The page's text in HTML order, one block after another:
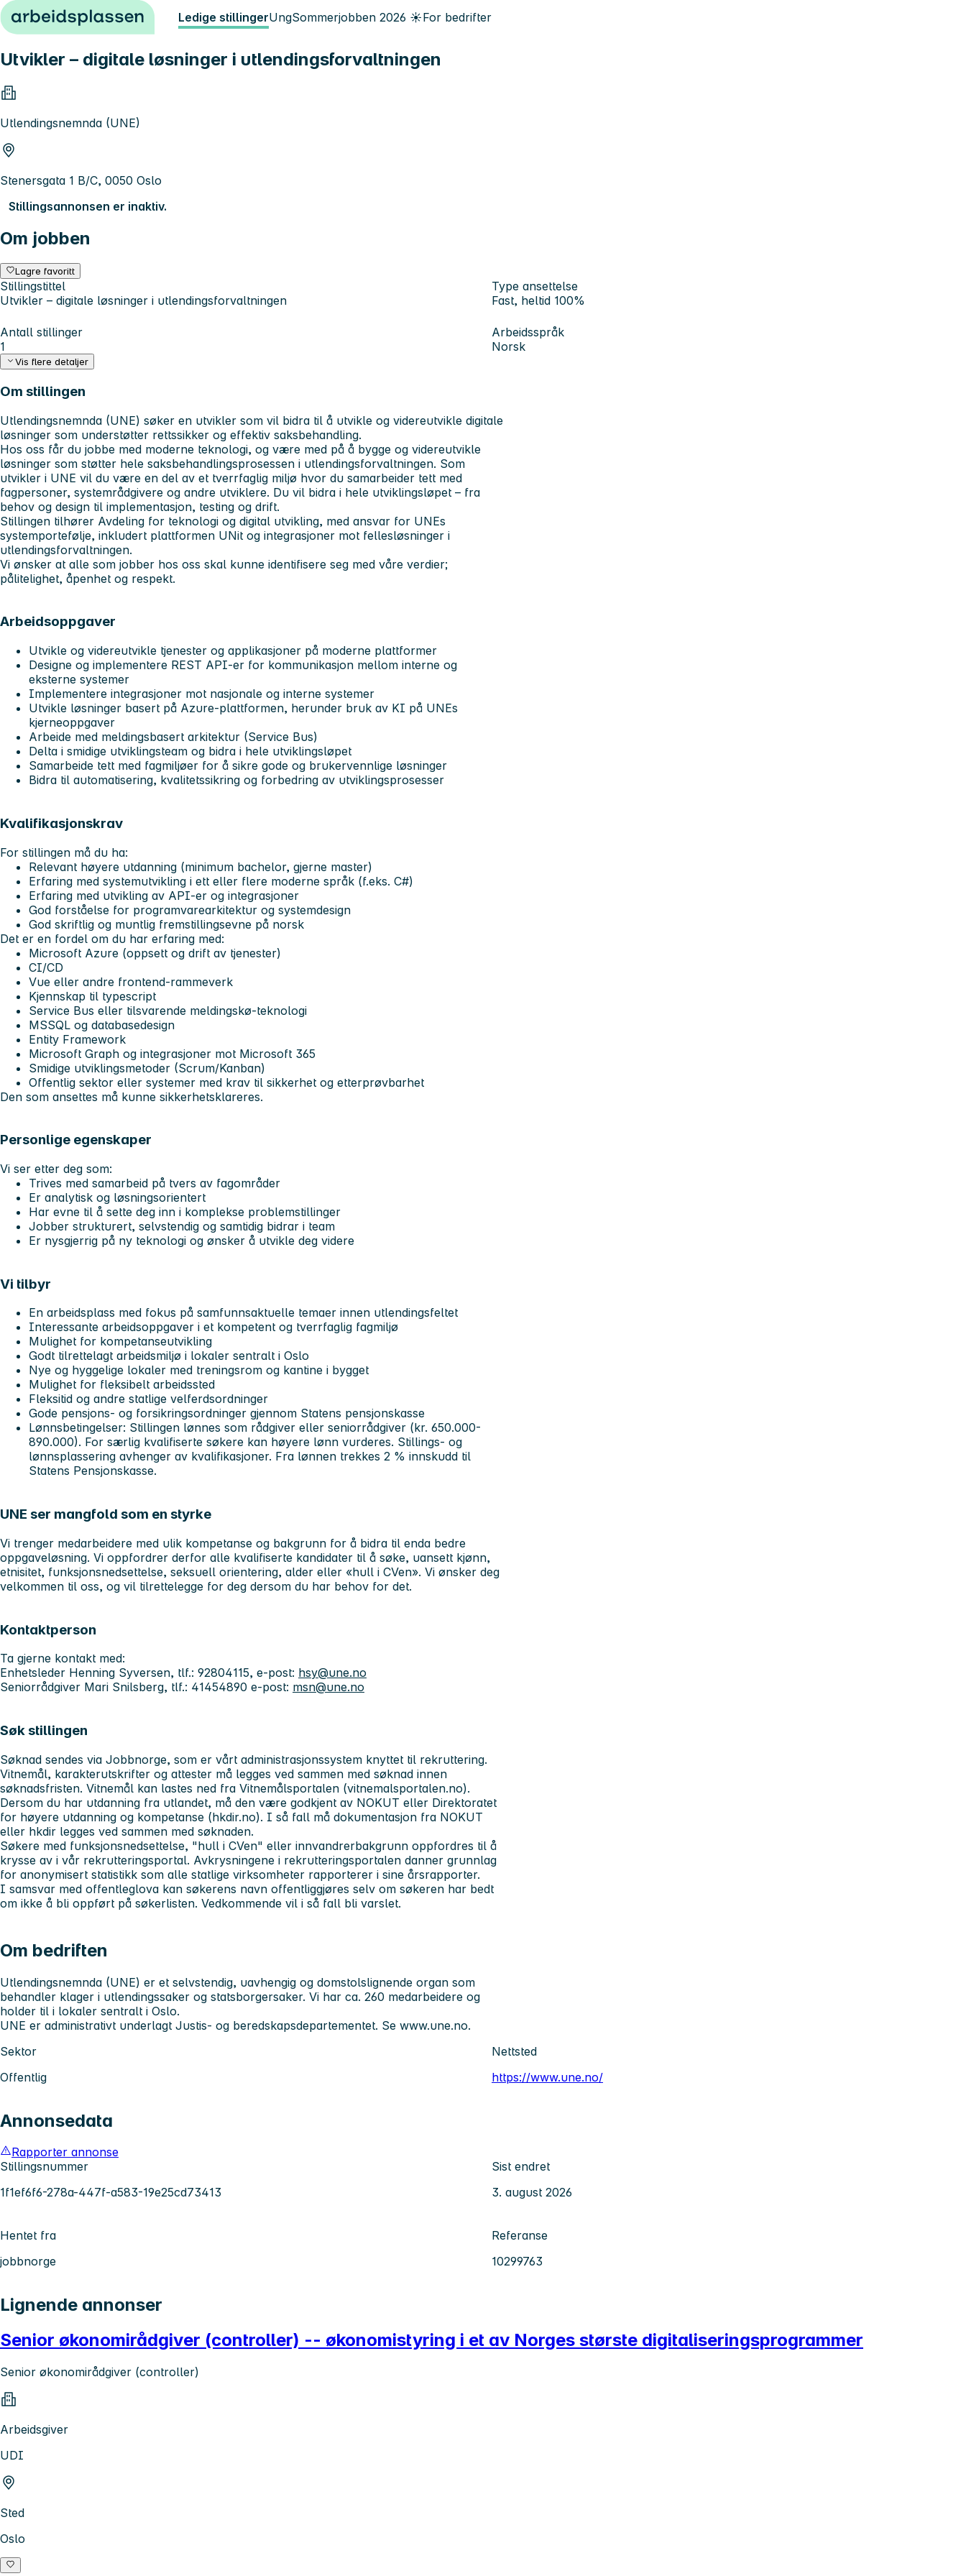
Hopp til innhold Ledige stillingerUngSommerjobben 2026 ☀️For bedrifter
Utvikler – digitale løsninger i utlendingsforvaltningen
Utlendingsnemnda (UNE)
Stenersgata 1 B/C, 0050 Oslo
Stillingsannonsen er inaktiv.
Om jobben
Lagre favoritt
Stillingstittel
Utvikler – digitale løsninger i utlendingsforvaltningen
Type ansettelse
Fast, heltid 100%
Antall stillinger
1
Arbeidsspråk
Norsk
Vis flere detaljer
Om stillingen
Utlendingsnemnda (UNE) søker en utvikler som vil bidra til å utvikle og videreutvikle digitale
løsninger som understøtter rettssikker og effektiv saksbehandling.
Hos oss får du jobbe med moderne teknologi, og være med på å bygge og videreutvikle
løsninger som støtter hele saksbehandlingsprosessen i utlendingsforvaltningen. Som
utvikler i UNE vil du være en del av et tverrfaglig miljø hvor du samarbeider tett med
fagpersoner, systemrådgivere og andre utviklere. Du vil bidra i hele utviklingsløpet – fra
behov og design til implementasjon, testing og drift.
Stillingen tilhører Avdeling for teknologi og digital utvikling, med ansvar for UNEs
systemportefølje, inkludert plattformen UNit og integrasjoner mot fellesløsninger i
utlendingsforvaltningen.
Vi ønsker at alle som jobber hos oss skal kunne identifisere seg med våre verdier;
pålitelighet, åpenhet og respekt.
Arbeidsoppgaver
Utvikle og videreutvikle tjenester og applikasjoner på moderne plattformer
Designe og implementere REST API-er for kommunikasjon mellom interne og
eksterne systemer
Implementere integrasjoner mot nasjonale og interne systemer
Utvikle løsninger basert på Azure-plattformen, herunder bruk av KI på UNEs
kjerneoppgaver
Arbeide med meldingsbasert arkitektur (Service Bus)
Delta i smidige utviklingsteam og bidra i hele utviklingsløpet
Samarbeide tett med fagmiljøer for å sikre gode og brukervennlige løsninger
Bidra til automatisering, kvalitetssikring og forbedring av utviklingsprosesser
Kvalifikasjonskrav
For stillingen må du ha:
Relevant høyere utdanning (minimum bachelor, gjerne master)
Erfaring med systemutvikling i ett eller flere moderne språk (f.eks. C#)
Erfaring med utvikling av API-er og integrasjoner
God forståelse for programvarearkitektur og systemdesign
God skriftlig og muntlig fremstillingsevne på norsk
Det er en fordel om du har erfaring med:
Microsoft Azure (oppsett og drift av tjenester)
CI/CD
Vue eller andre frontend-rammeverk
Kjennskap til typescript
Service Bus eller tilsvarende meldingskø-teknologi
MSSQL og databasedesign
Entity Framework
Microsoft Graph og integrasjoner mot Microsoft 365
Smidige utviklingsmetoder (Scrum/Kanban)
Offentlig sektor eller systemer med krav til sikkerhet og etterprøvbarhet
Den som ansettes må kunne sikkerhetsklareres.
Personlige egenskaper
Vi ser etter deg som:
Trives med samarbeid på tvers av fagområder
Er analytisk og løsningsorientert
Har evne til å sette deg inn i komplekse problemstillinger
Jobber strukturert, selvstendig og samtidig bidrar i team
Er nysgjerrig på ny teknologi og ønsker å utvikle deg videre
Vi tilbyr
En arbeidsplass med fokus på samfunnsaktuelle temaer innen utlendingsfeltet
Interessante arbeidsoppgaver i et kompetent og tverrfaglig fagmiljø
Mulighet for kompetanseutvikling
Godt tilrettelagt arbeidsmiljø i lokaler sentralt i Oslo
Nye og hyggelige lokaler med treningsrom og kantine i bygget
Mulighet for fleksibelt arbeidssted
Fleksitid og andre statlige velferdsordninger
Gode pensjons- og forsikringsordninger gjennom Statens pensjonskasse
Lønnsbetingelser: Stillingen lønnes som rådgiver eller seniorrådgiver (kr. 650.000-
890.000). For særlig kvalifiserte søkere kan høyere lønn vurderes. Stillings- og
lønnsplassering avhenger av kvalifikasjoner. Fra lønnen trekkes 2 % innskudd til
Statens Pensjonskasse.
UNE ser mangfold som en styrke
Vi trenger medarbeidere med ulik kompetanse og bakgrunn for å bidra til enda bedre
oppgaveløsning. Vi oppfordrer derfor alle kvalifiserte kandidater til å søke, uansett kjønn,
etnisitet, funksjonsnedsettelse, seksuell orientering, alder eller «hull i CVen». Vi ønsker deg
velkommen til oss, og vil tilrettelegge for deg dersom du har behov for det.
Kontaktperson
Ta gjerne kontakt med:
Enhetsleder Henning Syversen, tlf.: 92804115, e-post: hsy@une.no
Seniorrådgiver Mari Snilsberg, tlf.: 41454890 e-post: msn@une.no
Søk stillingen
Søknad sendes via Jobbnorge, som er vårt administrasjonssystem knyttet til rekruttering.
Vitnemål, karakterutskrifter og attester må legges ved sammen med søknad innen
søknadsfristen. Vitnemål kan lastes ned fra Vitnemålsportalen (vitnemalsportalen.no).
Dersom du har utdanning fra utlandet, må den være godkjent av NOKUT eller Direktoratet
for høyere utdanning og kompetanse (hkdir.no). I så fall må dokumentasjon fra NOKUT
eller hkdir legges ved sammen med søknaden.
Søkere med funksjonsnedsettelse, "hull i CVen" eller innvandrerbakgrunn oppfordres til å
krysse av i vår rekrutteringsportal. Avkrysningene i rekrutteringsportalen danner grunnlag
for anonymisert statistikk som alle statlige virksomheter rapporterer i sine årsrapporter.
I samsvar med offentleglova kan søkerens navn offentliggjøres selv om søkeren har bedt
om ikke å bli oppført på søkerlisten. Vedkommende vil i så fall bli varslet.
Om bedriften
Utlendingsnemnda (UNE) er et selvstendig, uavhengig og domstolslignende organ som
behandler klager i utlendingssaker og statsborgersaker. Vi har ca. 260 medarbeidere og
holder til i lokaler sentralt i Oslo.
UNE er administrativt underlagt Justis- og beredskapsdepartementet. Se www.une.no.
Sektor
Offentlig
Nettsted
https://www.une.no/
Annonsedata
Rapporter annonse
Stillingsnummer
1f1ef6f6-278a-447f-a583-19e25cd73413
Sist endret
3. august 2026
Hentet fra
jobbnorge
Referanse
10299763
Lignende annonser
Senior økonomirådgiver (controller) -- økonomistyring i et av Norges største digitaliseringsprogrammer
Senior økonomirådgiver (controller)
Arbeidsgiver
UDI
Sted
Oslo